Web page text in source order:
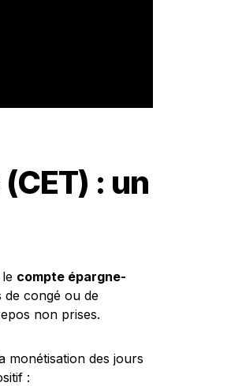
: un
compte épargne-
de congé ou de
non prises.
monétisation des jours
: